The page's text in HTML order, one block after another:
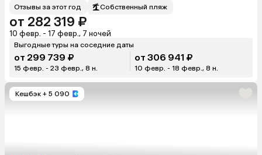
Отзывы за этот год Собственный пляж
от 282 319 ₽
10 февр. - 17 февр., 7 ночей
Выгодные туры на соседние даты
от 299 739 ₽
15 февр. - 23 февр., 8 н.
от 306 941 ₽
10 февр. - 18 февр., 8 н.
Кешбэк + 5 090